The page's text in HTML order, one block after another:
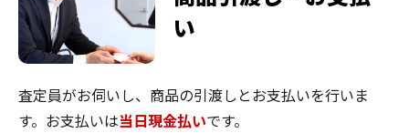
い
査定員がお伺いし、商品の引渡しとお支払いを行いま
す。お支払いは当日現金払いです。